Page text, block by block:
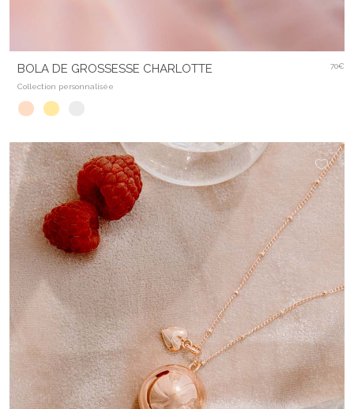
BOLA DE GROSSESSE CHARLOTTE
Collection personnalisée
70€